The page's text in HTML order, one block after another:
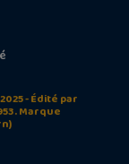
- Édité par
Marque